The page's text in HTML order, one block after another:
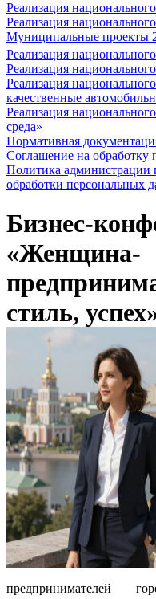
Реализация
Реализация
Муниципальные проекты
Реализация
Реализация
Реализация
качественные
Реализация
среда»
Нормативная
Соглашение на обработку
Политика администрации
обработки персональных
Бизнес-
«Женщина-
стиль,
предпринимателей